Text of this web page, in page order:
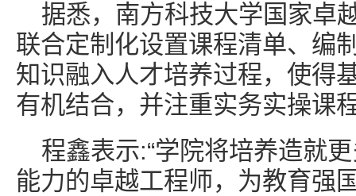
据悉，南方科技大学国家卓
联合定制化设置课程清单、编
知识融入人才培养过程，使得
有机结合，并注重实务实操课
程鑫表示:“学院将培养造就
能力的卓越工程师，为教育强